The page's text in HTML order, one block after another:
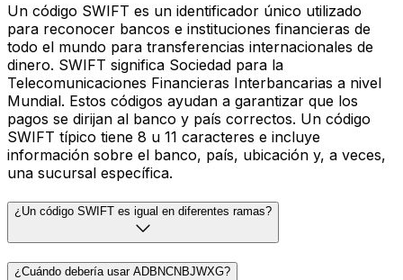
Un código SWIFT es un identificador único utilizado
para reconocer bancos e instituciones financieras de
todo el mundo para transferencias internacionales de
dinero. SWIFT significa Sociedad para la
Telecomunicaciones Financieras Interbancarias a nivel
Mundial. Estos códigos ayudan a garantizar que los
pagos se dirijan al banco y país correctos. Un código
SWIFT típico tiene 8 u 11 caracteres e incluye
información sobre el banco, país, ubicación y, a veces,
una sucursal específica.
¿Un código SWIFT es igual en diferentes ramas?
¿Cuándo debería usar ADBNCNBJWXG?